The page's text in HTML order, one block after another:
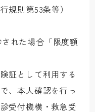
規則第53条等）
れた場合「限度額
証として利用する
、本人確認を行っ
受付機横・救急受